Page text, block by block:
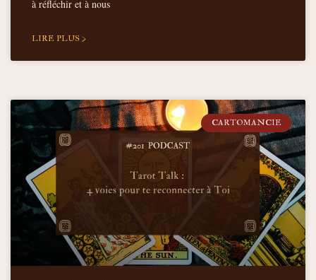
à réfléchir et à nous
LIRE PLUS >
CARTOMANCIE